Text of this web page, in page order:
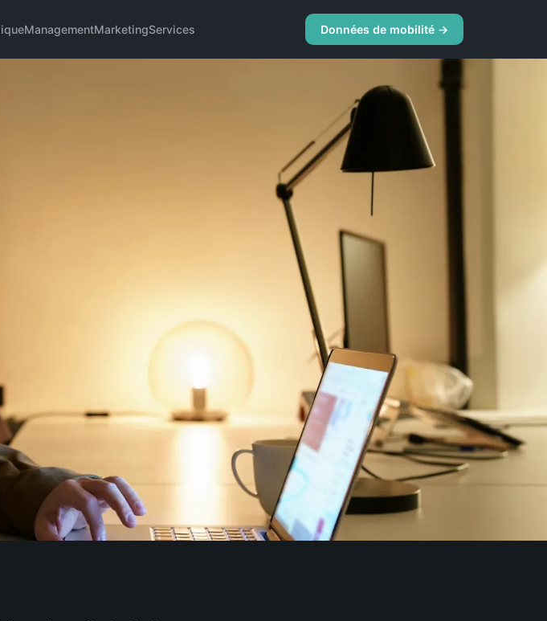
ManagementMarketingServices Données de mobilité →